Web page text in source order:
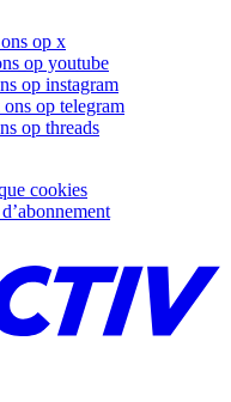
op x
op youtube
op instagram
op telegram
op threads
cookies